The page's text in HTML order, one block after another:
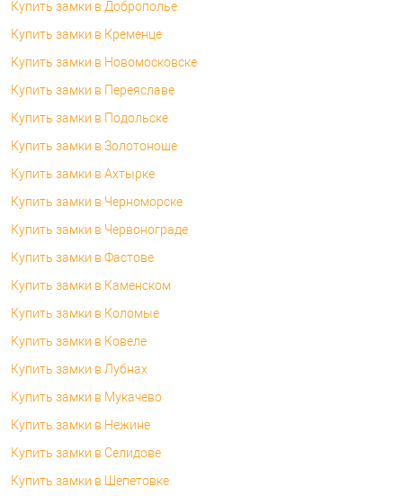
Купить замки в Доброполье
Купить замки в Кременце
Купить замки в Новомосковске
Купить замки в Переяславе
Купить замки в Подольске
Купить замки в Золотоноше
Купить замки в Ахтырке
Купить замки в Черноморске
Купить замки в Червонограде
Купить замки в Фастове
Купить замки в Каменском
Купить замки в Коломые
Купить замки в Ковеле
Купить замки в Лубнах
Купить замки в Мукачево
Купить замки в Нежине
Купить замки в Селидове
Купить замки в Шепетовке